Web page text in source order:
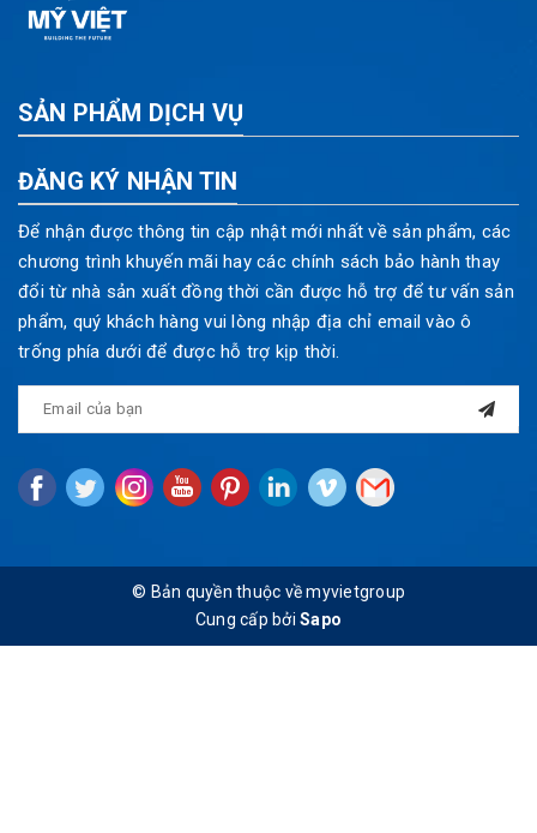
SẢN PHẨM DỊCH VỤ
ĐĂNG KÝ NHẬN TIN
Để nhận được thông tin cập nhật mới nhất về sản phẩm, các
chương trình khuyến mãi hay các chính sách bảo hành thay
đổi từ nhà sản xuất đồng thời cần được hỗ trợ để tư vấn sản
phẩm, quý khách hàng vui lòng nhập địa chỉ email vào ô
trống phía dưới để được hỗ trợ kịp thời.
© Bản quyền thuộc về myvietgroup
Cung cấp bởiSapo